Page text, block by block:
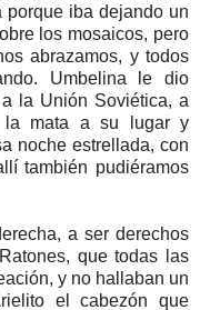
iba dejando un
los mosaicos, pero
abrazamos, y todos
Umbelina le dio
la Unión Soviética, a
la mata a su lugar y
noche estrellada, con
también pudiéramos
a ser derechos
que todas las
y no hallaban un
el cabezón que